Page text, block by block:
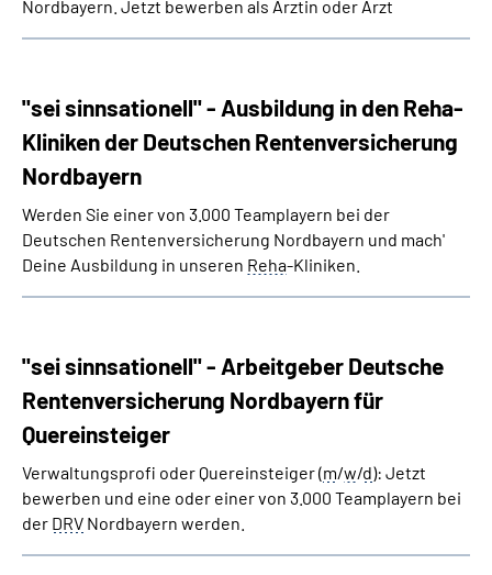
Nordbayern. Jetzt bewerben als Ärztin oder Arzt
"sei sinnsationell" - Ausbildung in den Reha-
Kliniken der Deutschen Rentenversicherung
Nordbayern
Werden Sie einer von 3.000 Teamplayern bei der
Deutschen Rentenversicherung Nordbayern und mach'
Deine Ausbildung in unseren Reha-Kliniken.
"sei sinnsationell" - Arbeitgeber Deutsche
Rentenversicherung Nordbayern für
Quereinsteiger
Verwaltungsprofi oder Quereinsteiger (m/w/d): Jetzt
bewerben und eine oder einer von 3.000 Teamplayern bei
der DRV Nordbayern werden.